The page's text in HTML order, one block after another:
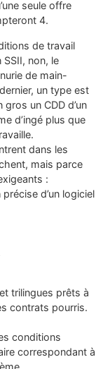
seule offre
4.
de travail
non, le
de main-
un type est
un CDD d’un
d’ingé plus que
dans les
mais parce
:
d’un logiciel
trilingues prêts à
contrats pourris.
conditions
correspondant à